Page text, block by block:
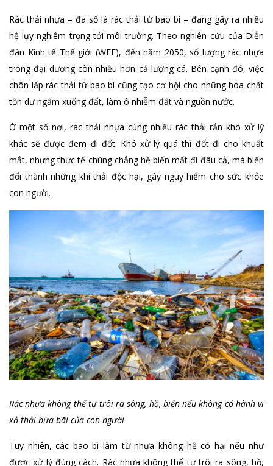
Rác thải nhựa – đa số là rác thải từ bao bì – đang gây ra nhiều
hệ lụy nghiêm trọng tới môi trường. Theo nghiên cứu của Diễn
đàn Kinh tế Thế giới (WEF), đến năm 2050, số lượng rác nhựa
trong đại dương còn nhiều hơn cả lượng cá. Bên cạnh đó, việc
chôn lấp rác thải từ bao bì cũng tạo cơ hội cho những hóa chất
tồn dư ngấm xuống đất, làm ô nhiễm đất và nguồn nước.
Ở một số nơi, rác thải nhựa cùng nhiều rác thải rắn khó xử lý
khác sẽ được đem đi đốt. Khó xử lý quá thì đốt đi cho khuất
mắt, nhưng thực tế chúng chẳng hề biến mất đi đâu cả, mà biến
đổi thành những khí thải độc hại, gây nguy hiểm cho sức khỏe
con người.
Rác nhựa không thể tự trôi ra sông, hồ, biển nếu không có hành vi
xả thải bừa bãi của con người
Tuy nhiên, các bao bì làm từ nhựa không hề có hại nếu như
được xử lý đúng cách. Rác nhựa không thể tự trôi ra sông, hồ,